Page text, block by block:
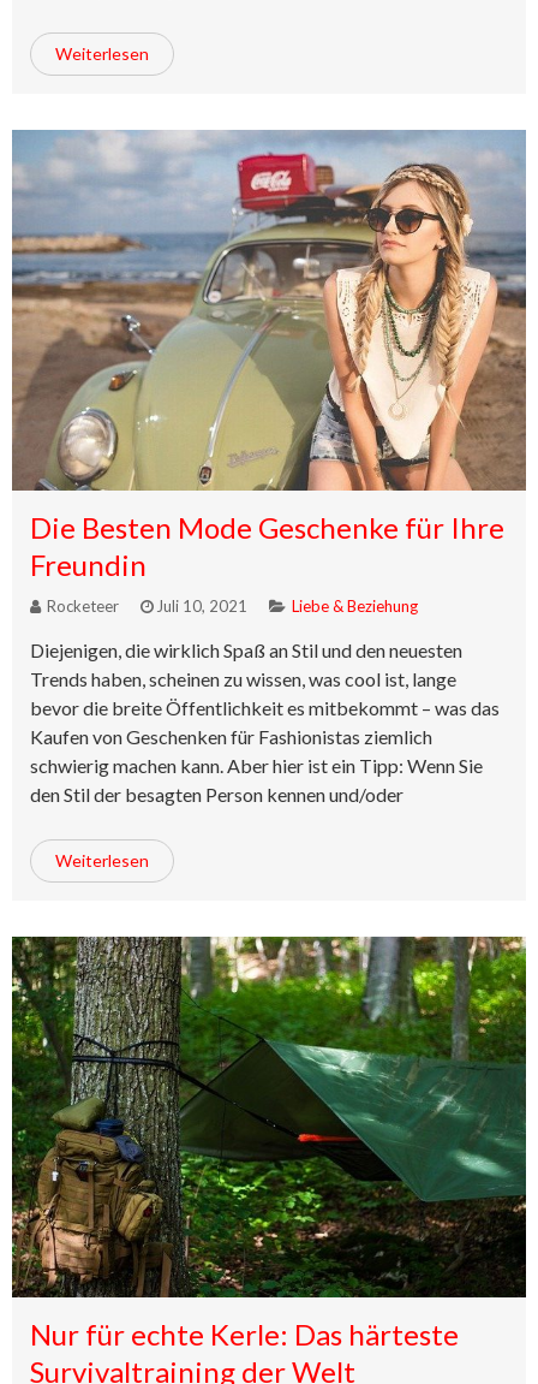
Weiterlesen
Die Besten Mode Geschenke für Ihre
Freundin
Rocketeer Juli 10, 2021 Liebe & Beziehung
Diejenigen, die wirklich Spaß an Stil und den neuesten
Trends haben, scheinen zu wissen, was cool ist, lange
bevor die breite Öffentlichkeit es mitbekommt – was das
Kaufen von Geschenken für Fashionistas ziemlich
schwierig machen kann. Aber hier ist ein Tipp: Wenn Sie
den Stil der besagten Person kennen und/oder
Weiterlesen
Nur für echte Kerle: Das härteste
Survivaltraining der Welt